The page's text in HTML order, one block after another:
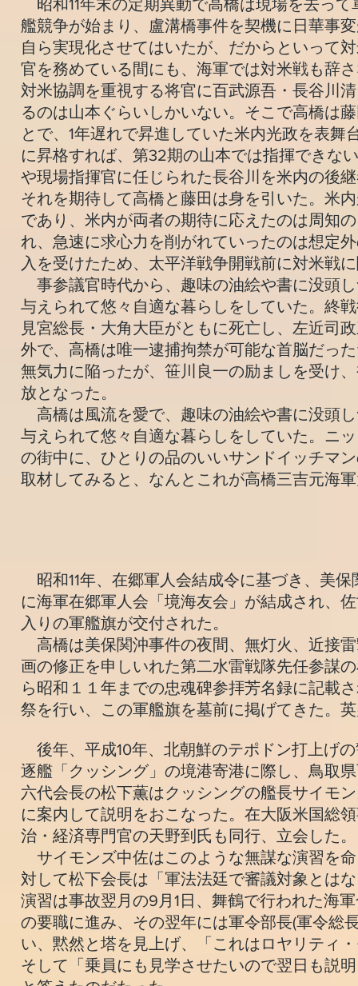
昭和11年末の定期異動で高橋は現場を去っ
艦競争が始まり、盧溝橋事件を契機に日華事
自ら実現化させてはいたが、だからといって
官を務めている間にも、海軍では対米戦も辞
対米協調を重視する将官に百武源吾・長谷川
るのは山本ぐらいしかいない。そこで高橋は
とで、1年遅れで昇進していた米内光政を表
に昇格すれば、第32期の山本では指揮できな
や現場指揮官に任じられた長谷川を米内の後
それを期待して高橋と藤田は身を引いた。米
であり、米内が両者の期待に応えたのは周知
れ、急速に求心力を削がれていったのは想定
入を受けたため、太平洋戦争開戦前に対米戦
事参議官時代から、趣味の油絵や書に没頭
与えられて悠々自適な暮らしをしていた。終
見宮総長・大角大臣がともに死亡し、左近司
外で、高橋は唯一逮捕拘禁が可能な首脳だっ
無気力に陥ったが、笹川良一の励ましを受け
放となった。
高橋は風流を愛で、趣味の油絵や書に没頭
与えられて悠々自適な暮らしをしていた。ニ
の街中に、ひとりの品のいいサンドイッチマ
取材してみると、なんとこれが高橋三吉元海
昭和11年、在郷軍人会結成令に基づき、美
に海軍在郷軍人会「境海友会」が結成され、
入りの軍艦旗が交付された。
高橋は美保関沖事件の夜間、無灯火、近接
画の修正を申しいれた第二水雷戦隊先任参謀
ら昭和１１年までの忠魂碑参拝芳名録に記載
祭を行い、この軍艦旗を墓前に掲げてきた。
後年、平成10年、北朝鮮のテポドン打上げ
逐艦「クッシング」の境港寄港に際し、鳥取
六代会長の松下薫はクッシングの艦長サイモ
に案内して説明をおこなった。在大阪米国総
治・経済専門官の天野到氏も同行、立会した。
サイモンズ中佐はこのような無謀な演習を
対して松下会長は「軍法法廷で審議対象とは
演習は事故翌月の9月1日、舞鶴で行われた海
の要職に進み、その翌年には軍令部長(軍令総
い、黙然と塔を見上げ、「これはロヤリティ
そして「乗員にも見学させたいので翌日も説